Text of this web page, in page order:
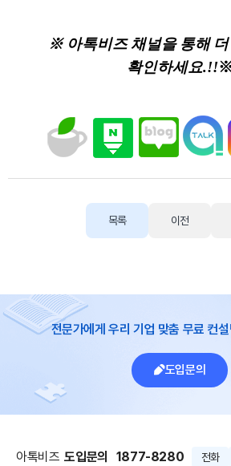
※ 아톡비즈 채널을 통해
확인하세요.!!※
목록 이전
전문가에게 우리 기업 맞춤 무료 컨
도입문의
아톡비즈 도입문의 1877-8280 전화